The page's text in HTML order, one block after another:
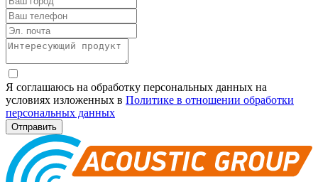
Я соглашаюсь на обработку персональных данных на
условиях изложенных в Политике в отношении обработки
персональных данных